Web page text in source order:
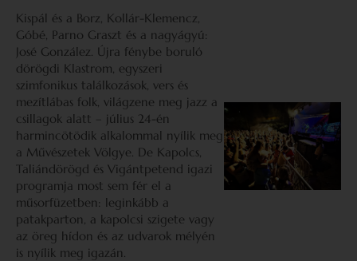
Kispál és a Borz, Kollár-Klemencz,
Góbé, Parno Graszt és a nagyágyú:
José González. Újra fénybe boruló
dörögdi Klastrom, egyszeri
szimfonikus találkozások, vers és
mezítlábas folk, világzene meg jazz a
csillagok alatt – július 24-én
harmincötödik alkalommal nyílik meg
a Művészetek Völgye. De Kapolcs,
Taliándörögd és Vigántpetend igazi
programja most sem fér el a
műsorfüzetben: leginkább a
patakparton, a kapolcsi szigete vagy
az öreg hídon és az udvarok mélyén
is nyílik meg igazán.